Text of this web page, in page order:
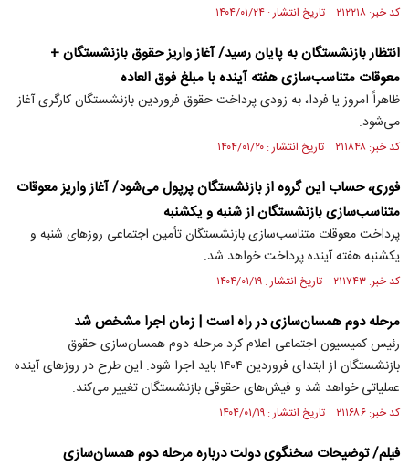
کد خبر: ۲۱۲۲۱۸ تاریخ انتشار : ۱۴۰۴/۰۱/۲۴
انتظار بازنشستگان به پایان رسید/ آغاز واریز حقوق بازنشستگان +
معوقات متناسب‌سازی هفته آینده با مبلغ فوق العاده
ظاهراً امروز یا فردا، به زودی پرداخت حقوق فروردین بازنشستگان کارگری آغاز
می‌شود.
کد خبر: ۲۱۱۸۴۸ تاریخ انتشار : ۱۴۰۴/۰۱/۲۰
فوری، حساب این گروه از بازنشستگان پرپول می‌شود/ آغاز واریز معوقات
متناسب‌سازی بازنشستگان از شنبه و یکشنبه
پرداخت معوقات متناسب‌سازی بازنشستگان تأمین اجتماعی روز‌های شنبه و
یکشنبه هفته آینده پرداخت خواهد شد.
کد خبر: ۲۱۱۷۴۳ تاریخ انتشار : ۱۴۰۴/۰۱/۱۹
مرحله دوم همسان‌سازی در راه است | زمان اجرا مشخص شد
رئیس کمیسیون اجتماعی اعلام کرد مرحله دوم همسان‌سازی حقوق
بازنشستگان از ابتدای فروردین ۱۴۰۴ باید اجرا شود. این طرح در روزهای آینده
عملیاتی خواهد شد و فیش‌های حقوقی بازنشستگان تغییر می‌کند.
کد خبر: ۲۱۱۶۸۶ تاریخ انتشار : ۱۴۰۴/۰۱/۱۹
فیلم/ توضیحات سخنگوی دولت درباره مرحله دوم همسان‌سازی